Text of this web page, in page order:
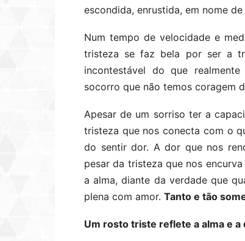
escondida, enrustida, em nome
Num tempo de velocidade e
tristeza se faz bela por ser a
incontestável do que
socorro que não temos coragem
Apesar de um sorriso ter a
tristeza que nos conecta com o
do sentir dor. A dor que nos
pesar da tristeza que nos
a alma, diante da verdade que
plena com amor. Tanto e tão
Um rosto triste reflete a alma e a